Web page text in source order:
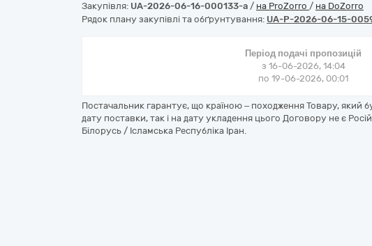
Закупівля: UA-2026-06-16-000133-a / на ProZorro / на DoZorro
Рядок плану закупівлі та обґрунтування: UA-P-2026-06-15-
Період подачі пропозицій
з 16-06-2026, 14:04
по 19-06-2026, 00:01
Постачальник гарантує, що країною – походження Товару, який
дату поставки, так і на дату укладення цього Договору не є
Білорусь / Ісламська Республіка Іран.